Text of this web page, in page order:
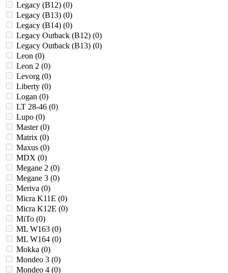
Legacy (B12) (0)
Legacy (B13) (0)
Legacy (B14) (0)
Legacy Outback (B12) (0)
Legacy Outback (B13) (0)
Leon (0)
Leon 2 (0)
Levorg (0)
Liberty (0)
Logan (0)
LT 28-46 (0)
Lupo (0)
Master (0)
Matrix (0)
Maxus (0)
MDX (0)
Megane 2 (0)
Megane 3 (0)
Meriva (0)
Micra K11E (0)
Micra K12E (0)
MiTo (0)
ML W163 (0)
ML W164 (0)
Mokka (0)
Mondeo 3 (0)
Mondeo 4 (0)